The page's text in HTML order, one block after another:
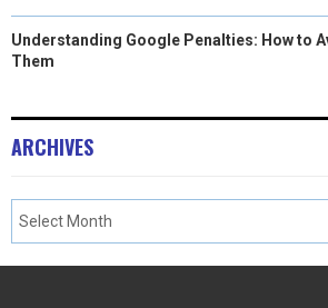
Understanding Google Penalties: How to
Them
ARCHIVES